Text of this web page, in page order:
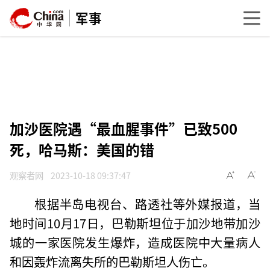
军事
加沙医院遇“最血腥事件”已致500
死，哈马斯：美国的错
观察者网 2023-10-18 09:37:47
根据半岛电视台、路透社等外媒报道，当
地时间10月17日，巴勒斯坦位于加沙地带加沙
城的一家医院发生爆炸，造成医院中大量病人
和因轰炸流离失所的巴勒斯坦人伤亡。